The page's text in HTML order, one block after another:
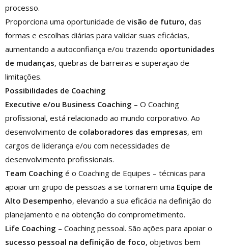
processo.
Proporciona uma oportunidade de visão de futuro, das
formas e escolhas diárias para validar suas eficácias,
aumentando a autoconfiança e/ou trazendo oportunidades
de mudanças, quebras de barreiras e superação de
limitações.
Possibilidades de Coaching
Executive e/ou Business Coaching – O Coaching
profissional, está relacionado ao mundo corporativo. Ao
desenvolvimento de colaboradores das empresas, em
cargos de liderança e/ou com necessidades de
desenvolvimento profissionais.
Team Coaching é o Coaching de Equipes – técnicas para
apoiar um grupo de pessoas a se tornarem uma Equipe de
Alto Desempenho, elevando a sua eficácia na definição do
planejamento e na obtenção do comprometimento.
Life Coaching – Coaching pessoal. São ações para apoiar o
sucesso pessoal na definição de foco, objetivos bem